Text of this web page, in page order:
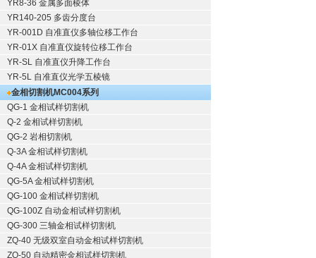
YR8-36 金属多面棱体
YR140-205 多齿分度台
YR-001D 自准直仪多轴位移工作台
YR-01X 自准直仪旋转位移工作台
YR-SL 自准直仪升降工作台
YR-5L 自准直仪光学五棱镜
金相切割机MC004系列
QG-1 金相试样切割机
Q-2 金相试样切割机
QG-2 岩相切割机
Q-3A 金相试样切割机
Q-4A 金相试样切割机
QG-5A 金相试样切割机
QG-100 金相试样切割机
QG-100Z 自动金相试样切割机
QG-300 三轴金相试样切割机
ZQ-40 无级双室自动金相试样切割机
ZQ-50 自动精密金相试样切割机